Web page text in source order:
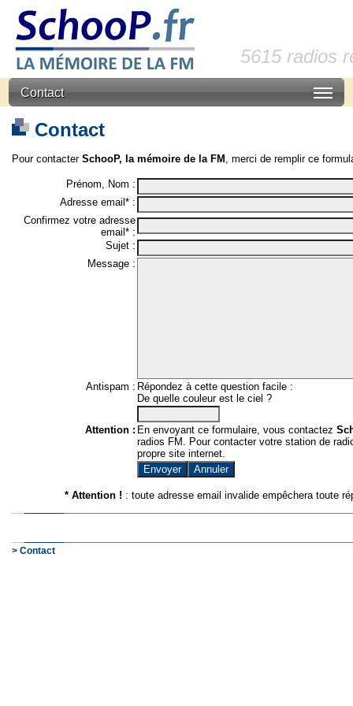
5615 radios
Contact
Contact
Pour contacter SchooP, la mémoire de la FM , merci de remplir ce
Prénom, Nom :
Adresse email* :
Confirmez votre adresse
email* :
Sujet :
Message :
Antispam : Répondez à cette question facile :
De quelle couleur est le ciel ?
Attention : En envoyant ce formulaire, vous contactez
radios FM. Pour contacter votre station de
propre site internet.
* Attention ! : toute adresse email invalide empêchera toute
> Contact